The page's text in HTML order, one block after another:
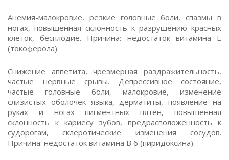
Анемия-малокровие, резкие головные боли, спазмы в
ногах, повышенная склонность к разрушению красных
клеток, бесплодие. Причина: недостаток витамина Е
(токоферола).
Снижение аппетита, чрезмерная раздражительность,
частые нервные срывы. Депрессивное состояние,
частые головные боли, малокровие, изменение
слизистых оболочек языка, дерматиты, появление на
руках и ногах пигментных пятен, повышенная
склонность к кариесу зубов, предрасположенность к
судорогам, склеротические изменения сосудов.
Причина: недостаток витамина В 6 (пиридоксина).